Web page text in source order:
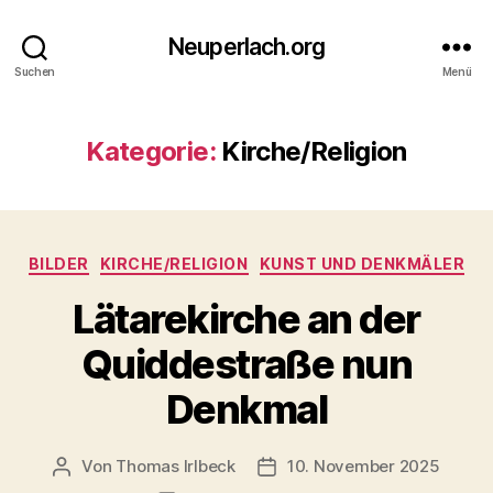
Suchen
Neuperlach.org
Menü
Kategorie: Kirche/Religion
Kategorien
BILDER KIRCHE/RELIGION KUNST UND DENKMÄLER
Lätarekirche an der
Quiddestraße nun
Denkmal
Beitragsautor
Von Thomas Irlbeck Veröffentlichungsdatum
10. November 2025